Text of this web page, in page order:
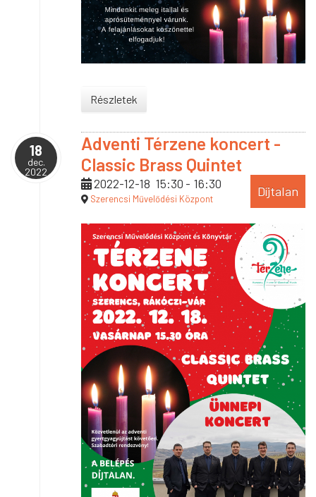
Részletek
18
dec.
2022
Adventi Térzene koncert -
Classic Brass Quintet
2022-12-18 15:30 - 16:30
Szerencsi Művelődési Központ Díjtalan